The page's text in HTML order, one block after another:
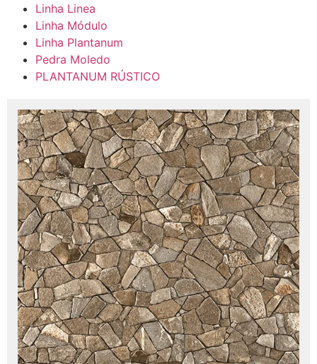
Linha Linea
Linha Módulo
Linha Plantanum
Pedra Moledo
PLANTANUM RÚSTICO